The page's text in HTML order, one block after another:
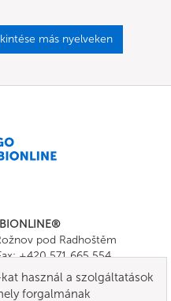
más nyelveken
pod Radhoštěm
+420 571 665 554
használ a szolgáltatások
forgalmának